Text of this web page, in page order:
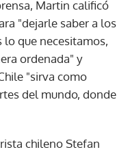
Martin calificó
"dejarle saber a los
lo que necesitamos,
ordenada" y
"sirva como
del mundo, donde
chileno Stefan